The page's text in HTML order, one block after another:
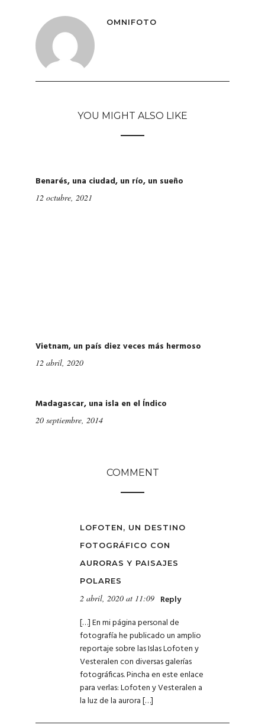
OMNIFOTO
YOU MIGHT ALSO LIKE
Benarés, una ciudad, un río, un sueño
12 octubre, 2021
Vietnam, un país diez veces más hermoso
12 abril, 2020
Madagascar, una isla en el Índico
20 septiembre, 2014
COMMENT
LOFOTEN, UN DESTINO
FOTOGRÁFICO CON
AURORAS Y PAISAJES
POLARES
2 abril, 2020 at 11:09 Reply
[…] En mi página personal de
fotografía he publicado un amplio
reportaje sobre las Islas Lofoten y
Vesteralen con diversas galerías
fotográficas. Pincha en este enlace
para verlas: Lofoten y Vesteralen a
la luz de la aurora […]